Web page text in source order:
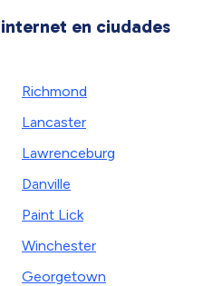
en ciudades
Richmond
Lancaster
Lawrenceburg
Danville
Paint Lick
Winchester
Georgetown